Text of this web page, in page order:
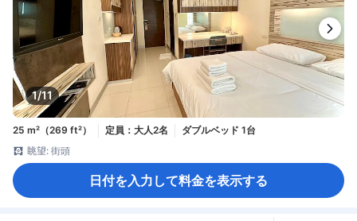
1/11
25 m²（269 ft²） 定員：大人2名
ダブルベッド 1台
眺望: 街頭
日付を入力して料金を表示する